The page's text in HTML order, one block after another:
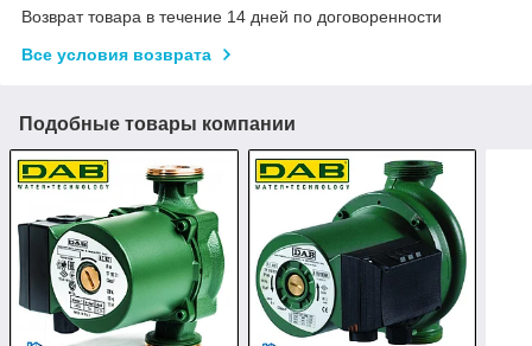
Возврат товара в течение 14 дней по договоренности
Все условия возврата
Подобные товары компании